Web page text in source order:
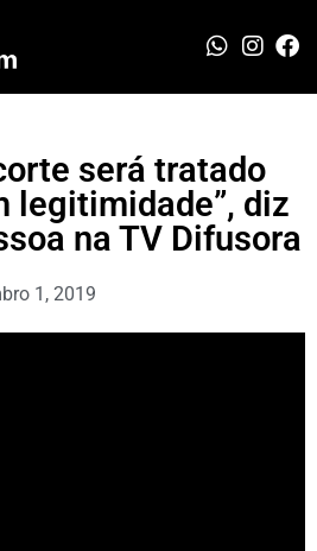
será tratado
legitimidade”, diz
na TV Difusora
1, 2019